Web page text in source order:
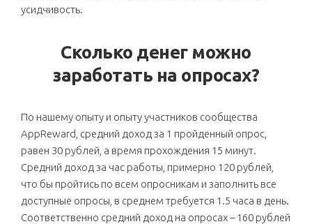
усидчивость.
Сколько денег можно
заработать на опросах?
По нашему опыту и опыту участников сообщества
AppReward, средний доход за 1 пройденный опрос,
равен 30 рублей, а время прохождения 15 минут.
Средний доход за час работы, примерно 120 рублей,
что бы пройтись по всем опросникам и заполнить все
доступные опросы, в среднем требуется 1.5 часа в день.
Соответственно средний доход на опросах – 160 рублей